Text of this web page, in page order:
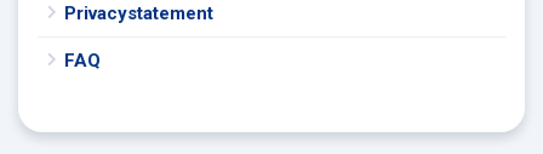
Privacystatement
FAQ